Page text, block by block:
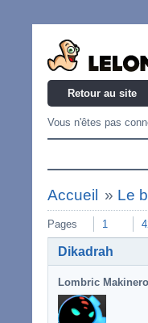
Retour au site
Vous n'êtes pas
Accueil » Le
Pages 1
Dikadrah
Lombric Makinero